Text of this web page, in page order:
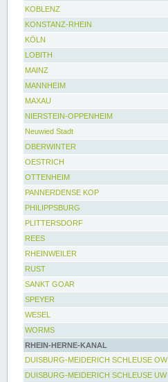
KOBLENZ
KONSTANZ-RHEIN
KÖLN
LOBITH
MAINZ
MANNHEIM
MAXAU
NIERSTEIN-OPPENHEIM
Neuwied Stadt
OBERWINTER
OESTRICH
OTTENHEIM
PANNERDENSE KOP
PHILIPPSBURG
PLITTERSDORF
REES
RHEINWEILER
RUST
SANKT GOAR
SPEYER
WESEL
WORMS
RHEIN-HERNE-KANAL
DUISBURG-MEIDERICH SCHLEUSE OW
DUISBURG-MEIDERICH SCHLEUSE UW